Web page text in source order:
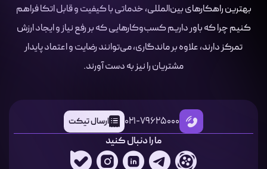
بهترین راهکارهای بین‌المللی، خدماتی با کیفیت و قابل اتکا فراهم
کنیم چرا که باور داریم کسب‌وکارهایی که بر رفع نیاز و ایجاد ارزش
تمرکز دارند، علاوه بر ماندگاری، می‌توانند رضایت و اعتماد پایدار
مشتریان را نیز به دست آورند.
021-79625000 ارسال تیکت
ما را دنبال کنید